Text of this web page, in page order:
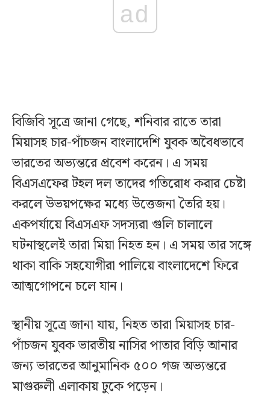
ad
বিজিবি সূত্রে জানা গেছে, শনিবার রাতে তারা
মিয়াসহ চার-পাঁচজন বাংলাদেশি যুবক অবৈধভাবে
ভারতের অভ্যন্তরে প্রবেশ করেন। এ সময়
বিএসএফের টহল দল তাদের গতিরোধ করার চেষ্টা
করলে উভয়পক্ষের মধ্যে উত্তেজনা তৈরি হয়।
একপর্যায়ে বিএসএফ সদস্যরা গুলি চালালে
ঘটনাস্থলেই তারা মিয়া নিহত হন। এ সময় তার সঙ্গে
থাকা বাকি সহযোগীরা পালিয়ে বাংলাদেশে ফিরে
আত্মগোপনে চলে যান।
স্থানীয় সূত্রে জানা যায়, নিহত তারা মিয়াসহ চার-
পাঁচজন যুবক ভারতীয় নাসির পাতার বিড়ি আনার
জন্য ভারতের আনুমানিক ৫০০ গজ অভ্যন্তরে
মাগুরুলী এলাকায় ঢুকে পড়েন।